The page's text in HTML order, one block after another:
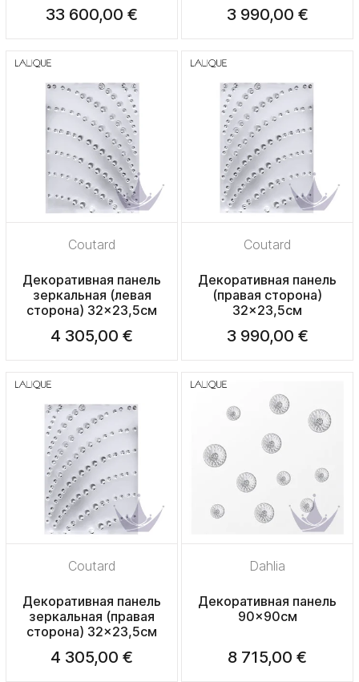
33 600,00 € 3 990,00 €
Coutard
Декоративная панель
зеркальная (левая
сторона) 32x23,5см
4 305,00 €
Coutard
Декоративная панель
(правая сторона)
32x23,5см
3 990,00 €
Coutard
Декоративная панель
зеркальная (правая
сторона) 32x23,5см
4 305,00 €
Dahlia
Декоративная панель
90x90см
8 715,00 €